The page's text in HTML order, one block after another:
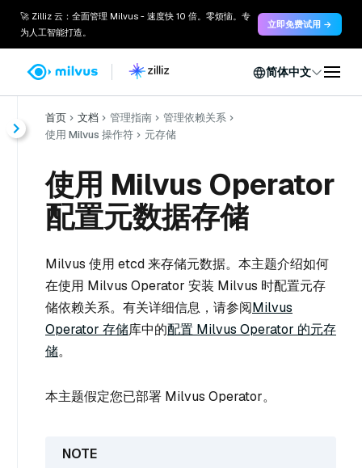
🚀 Zilliz 云：全面管理 Milvus - 速度快 10 倍。零烦恼。专
为人工智能打造。
立即免费试用 →
简体中文
首页 文档 管理指南
管理依赖关系
使用 Milvus 操作符
元存储
使用 Milvus Operator
配置元数据存储
Milvus 使用 etcd 来存储元数据。本主题介绍如何
在使用 Milvus Operator 安装 Milvus 时配置元存
储依赖关系。有关详细信息，请参阅Milvus
Operator 存储库中的配置 Milvus Operator 的元存
储。
本主题假定您已部署 Milvus Operator。